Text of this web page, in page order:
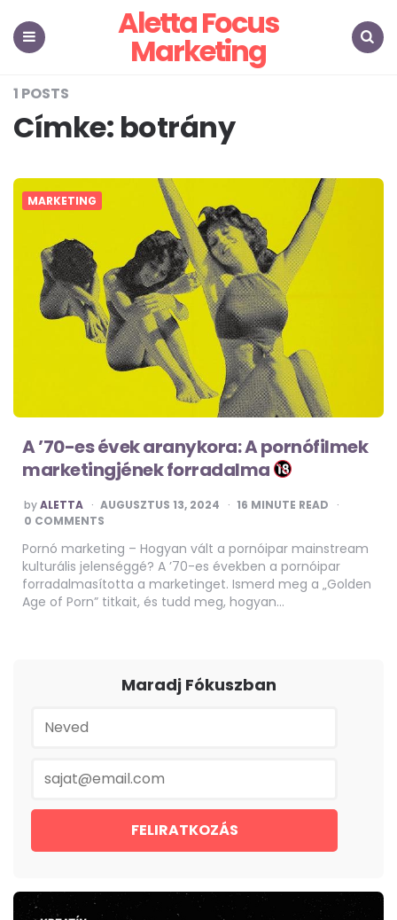
Aletta Focus
Marketing
1 POSTS
Címke: botrány
MARKETING
A ’70-es évek aranykora: A pornófilmek
marketingjének forradalma
POSTED
BY
byALETTA AUGUSZTUS 13, 2024 16 MINUTE READ
0 COMMENTS
Pornó marketing – Hogyan vált a pornóipar mainstream
kulturális jelenséggé? A ’70-es években a pornóipar
forradalmasította a marketinget. Ismerd meg a „Golden
Age of Porn” titkait, és tudd meg, hogyan…
Maradj Fókuszban